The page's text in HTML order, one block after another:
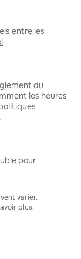
entre les
du
les heures
pour
varier.
plus.